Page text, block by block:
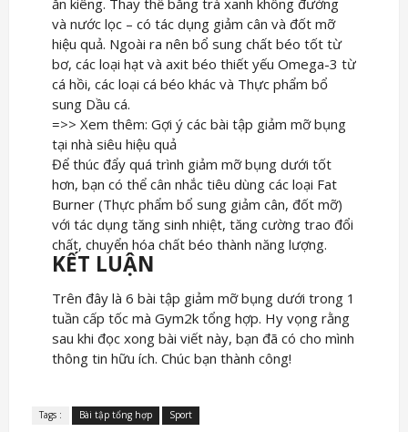
ăn kiêng. Thay thế bằng trà xanh không đường
và nước lọc – có tác dụng giảm cân và đốt mỡ
hiệu quả. Ngoài ra nên bổ sung chất béo tốt từ
bơ, các loại hạt và axit béo thiết yếu Omega-3 từ
cá hồi, các loại cá béo khác và Thực phẩm bổ
sung Dầu cá.
=>> Xem thêm: Gợi ý các bài tập giảm mỡ bụng
tại nhà siêu hiệu quả
Để thúc đẩy quá trình giảm mỡ bụng dưới tốt
hơn, bạn có thể cân nhắc tiêu dùng các loại Fat
Burner (Thực phẩm bổ sung giảm cân, đốt mỡ)
với tác dụng tăng sinh nhiệt, tăng cường trao đổi
chất, chuyển hóa chất béo thành năng lượng.
KẾT LUẬN
Trên đây là 6 bài tập giảm mỡ bụng dưới trong 1
tuần cấp tốc mà Gym2k tổng hợp. Hy vọng rằng
sau khi đọc xong bài viết này, bạn đã có cho mình
thông tin hữu ích. Chúc bạn thành công!
Tags : Bài tập tổng hợp Sport